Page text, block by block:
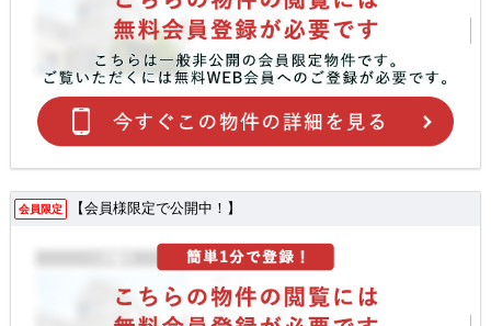
会員限定 【会員様限定で公開中！】